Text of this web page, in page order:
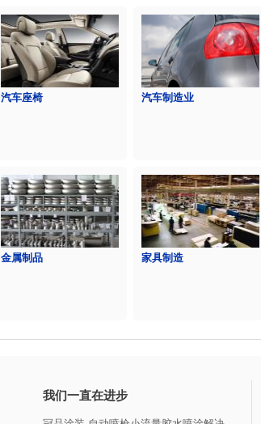
汽车座椅 汽车制造业
金属制品 家具制造
我们一直在进步